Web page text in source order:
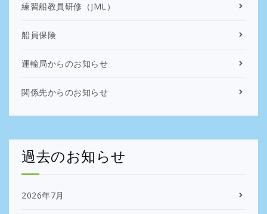
練習船教員研修（JML）
船員保険
運輸局からのお知らせ
関係先からのお知らせ
過去のお知らせ
2026年7月